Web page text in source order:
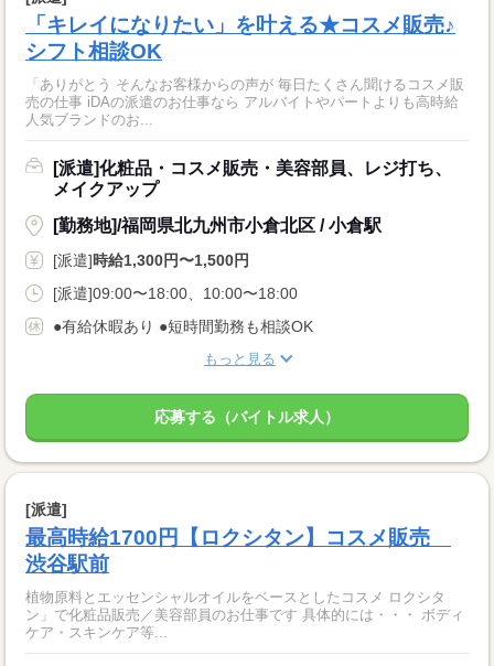
「キレイになりたい」を叶える★コスメ販売♪
シフト相談OK
「ありがとう そんなお客様からの声が 毎日たくさん聞けるコスメ販
売の仕事 iDAの派遣のお仕事なら アルバイトやパートよりも高時給
人気ブランドのお...
[派遣]化粧品・コスメ販売・美容部員、レジ打ち、
メイクアップ
[勤務地]/福岡県北九州市小倉北区 / 小倉駅
[派遣]時給1,300円〜1,500円
[派遣]09:00〜18:00、10:00〜18:00
●有給休暇あり ●短時間勤務も相談OK
もっと見る
応募する（バイトル求人）
[派遣]
最高時給1700円【ロクシタン】コスメ販売
渋谷駅前
植物原料とエッセンシャルオイルをベースとしたコスメ ロクシタ
ン」で化粧品販売／美容部員のお仕事です 具体的には・・・ ボディ
ケア・スキンケア等...